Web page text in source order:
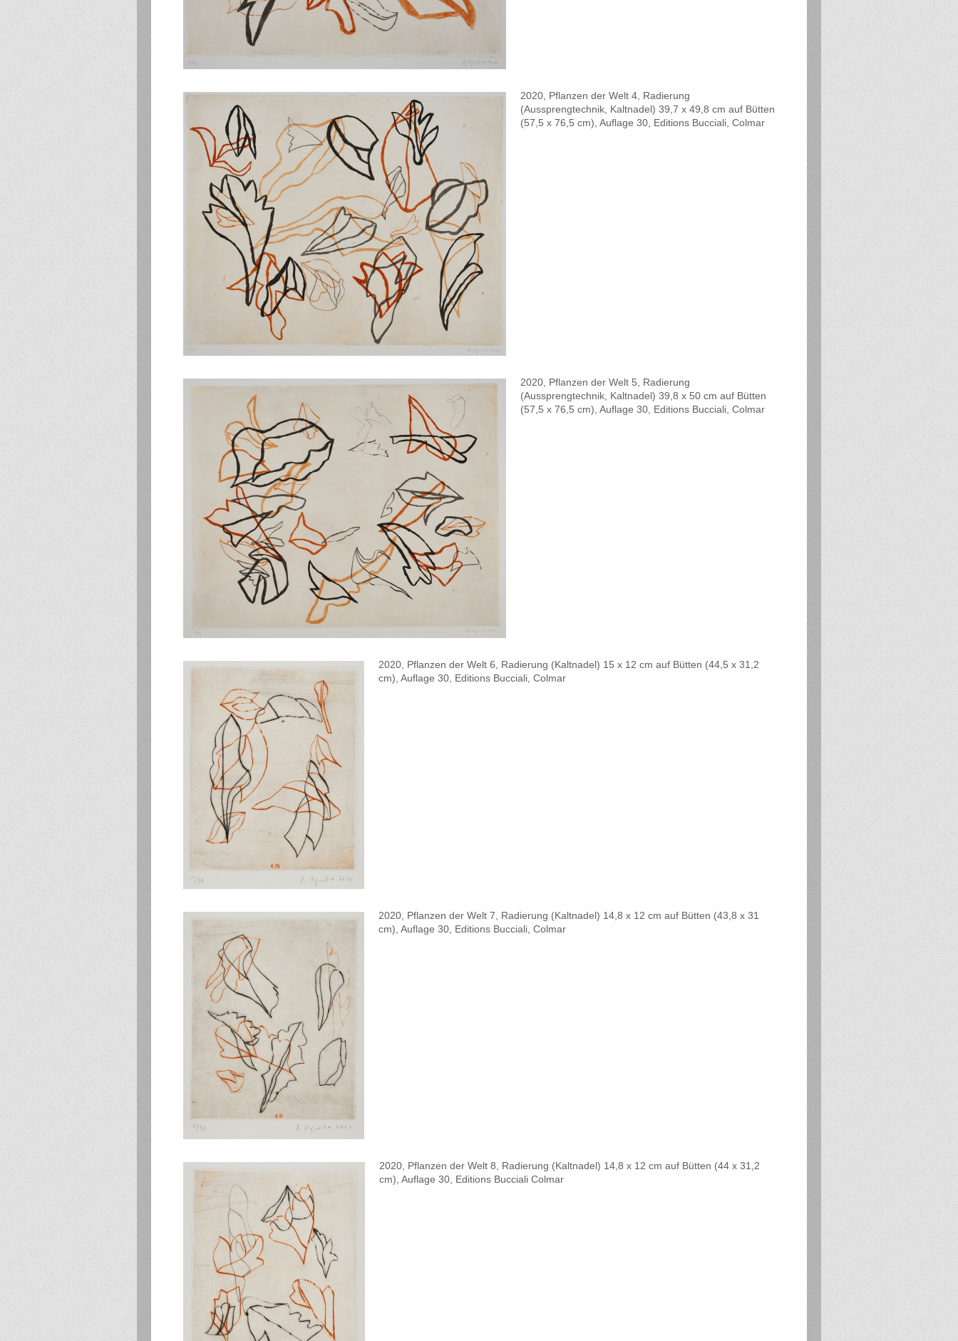
2020, Pflanzen der Welt 4, Radierung
(Aussprengtechnik, Kaltnadel) 39,7 x 49,8 cm auf Bütten
(57,5 x 76,5 cm), Auflage 30, Editions Bucciali, Colmar
2020, Pflanzen der Welt 5, Radierung
(Aussprengtechnik, Kaltnadel) 39,8 x 50 cm auf Bütten
(57,5 x 76,5 cm), Auflage 30, Editions Bucciali, Colmar
2020, Pflanzen der Welt 6, Radierung (Kaltnadel) 15 x 12 cm auf Bütten (44,5 x 31,2
cm), Auflage 30, Editions Bucciali, Colmar
2020, Pflanzen der Welt 7, Radierung (Kaltnadel) 14,8 x 12 cm auf Bütten (43,8 x 31
cm), Auflage 30, Editions Bucciali, Colmar
2020, Pflanzen der Welt 8, Radierung (Kaltnadel) 14,8 x 12 cm auf Bütten (44 x 31,2
cm), Auflage 30, Editions Bucciali Colmar